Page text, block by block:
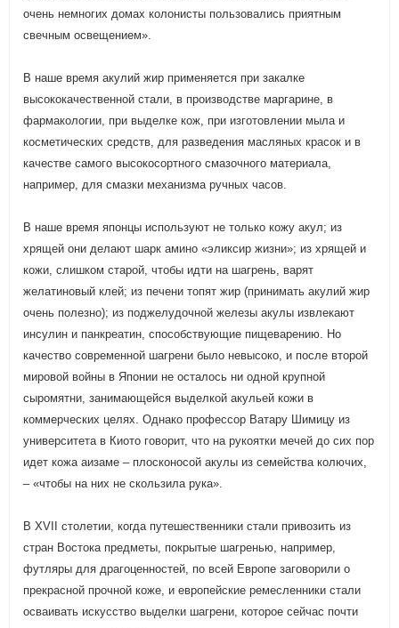
очень немногих домах колонисты пользовались приятным
свечным освещением».
В наше время акулий жир применяется при закалке
высококачественной стали, в производстве маргарине, в
фармакологии, при выделке кож, при изготовлении мыла и
косметических средств, для разведения масляных красок и в
качестве самого высокосортного смазочного материала,
например, для смазки механизма ручных часов.
В наше время японцы используют не только кожу акул; из
хрящей они делают шарк амино «эликсир жизни»; из хрящей и
кожи, слишком старой, чтобы идти на шагрень, варят
желатиновый клей; из печени топят жир (принимать акулий жир
очень полезно); из поджелудочной железы акулы извлекают
инсулин и панкреатин, способствующие пищеварению. Но
качество современной шагрени было невысоко, и после второй
мировой войны в Японии не осталось ни одной крупной
сыромятни, занимающейся выделкой акульей кожи в
коммерческих целях. Однако профессор Ватару Шимицу из
университета в Киото говорит, что на рукоятки мечей до сих пор
идет кожа аизаме – плосконосой акулы из семейства колючих,
– «чтобы на них не скользила рука».
В XVII столетии, когда путешественники стали привозить из
стран Востока предметы, покрытые шагренью, например,
футляры для драгоценностей, по всей Европе заговорили о
прекрасной прочной коже, и европейские ремесленники стали
осваивать искусство выделки шагрени, которое сейчас почти